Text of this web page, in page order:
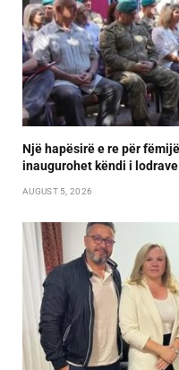
Një hapësirë e re për
inaugurohet këndi i lodrave
AUGUST 5, 2026